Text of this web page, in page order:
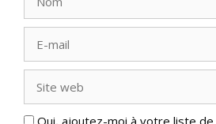
mail
web
Oui, ajoutez-moi à votre liste de